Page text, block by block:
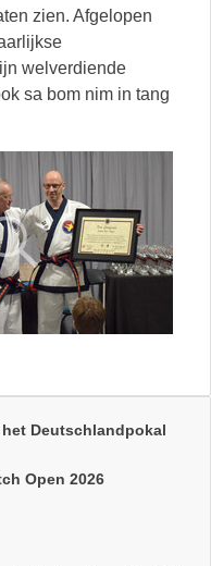
zien. Afgelopen
welverdiende
sa bom nim in tang
Deutschlandpokal
Open 2026